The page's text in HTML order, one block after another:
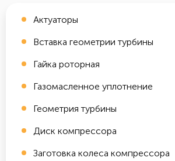
Актуаторы
Вставка геометрии турбины
Гайка роторная
Газомасленное уплотнение
Геометрия турбины
Диск компрессора
Заготовка колеса компрессора